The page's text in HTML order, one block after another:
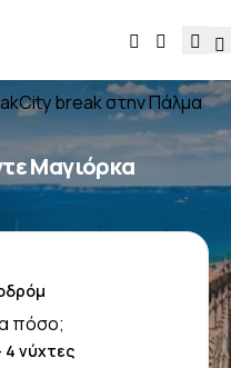
City break στην Πάλμα
Μαγιόρκα
πόσο;